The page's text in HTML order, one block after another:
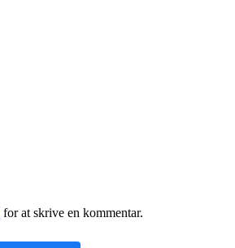
for at skrive en kommentar.